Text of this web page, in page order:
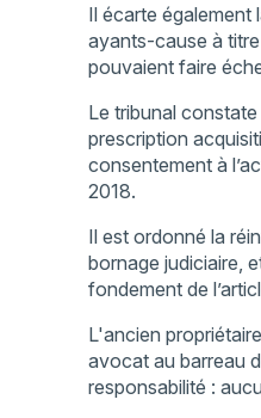
Il écarte également
ayants-cause à titre
pouvaient faire
Le tribunal
prescription
consentement à
2018.
Il est ordonné la
bornage judiciaire,
fondement de
L'ancien
avocat au barreau
responsabilité :